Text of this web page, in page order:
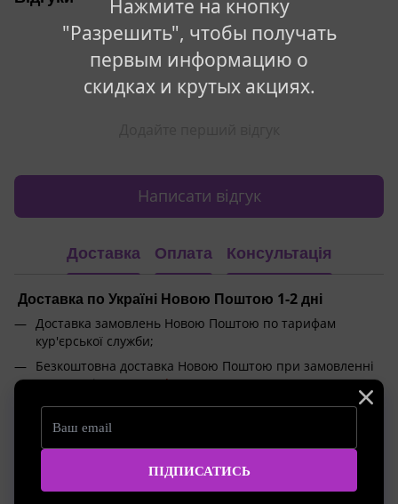
Нажмите на кнопку
"Разрешить", чтобы получать
первым информацию о
скидках и крутых акциях.
Написати відгук
Доставка Оплата Консультація
Доставка по Україні Новою Поштою 1-2 дні
Доставка замовлень Новою Поштою по тарифам
кур'єрської служби;
Безкоштовна доставка Новою Поштою при замовленні
на суму від 2500 грн*;
Оплата замовлень онлайн на сайті або при отриманні
(післяплата)
Доставка по Україні Meest 1-4 дні
Доставка замовлень Meest по тарифам
кур'єрської служби;